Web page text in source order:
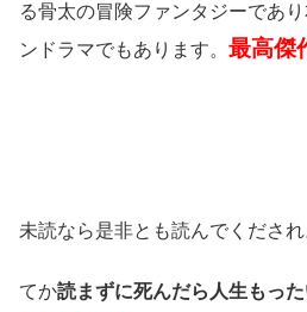
る骨太の冒険ファンタジーであ
ンドラマでもあります。 最高傑
未読なら是非とも読んでくだされ
てか読まずに死んだら人生もっ